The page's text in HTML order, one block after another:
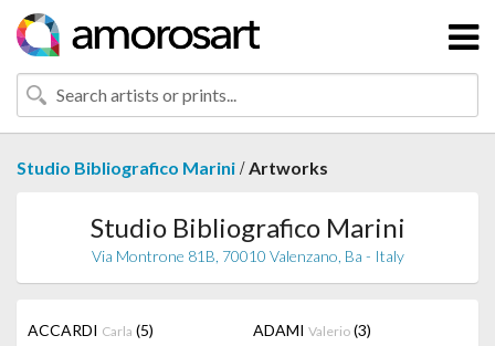
Studio Bibliografico Marini /Artworks
Studio Bibliografico Marini
Via Montrone 81B, 70010 Valenzano, Ba - Italy
ACCARDI Carla (5) ADAMI Valerio (3)